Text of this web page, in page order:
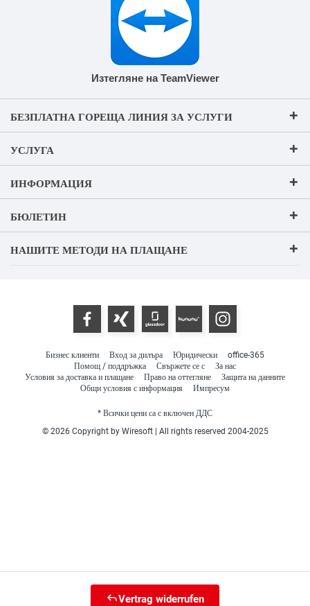
Изтегляне на TeamViewer
БЕЗПЛАТНА ГОРЕЩА ЛИНИЯ ЗА УСЛУГИ
УСЛУГА
ИНФОРМАЦИЯ
БЮЛЕТИН
НАШИТЕ МЕТОДИ НА ПЛАЩАНЕ
Бизнес клиенти Вход за дилъра Юридически
office-365
Помощ / поддръжка
Свържете се с
За нас
Условия за доставка и плащане
Право на оттегляне
Защита на данните
Общи условия с информация
Импресум
* Всички цени са с включен ДДС
© 2026 Copyright by Wiresoft | All rights reserved 2004-2025
Vertrag widerrufen